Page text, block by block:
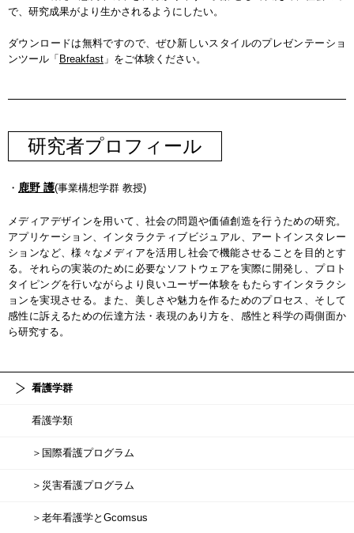
で、研究成果がより生かされるようにしたい。
ダウンロードは無料ですので、ぜひ新しいスタイルのプレゼンテーショ
ンツール「 Breakfast 」をご体験ください。
研究者プロフィール
・ 鹿野 護(事業構想学群 教授)
メディアデザインを用いて、社会の問題や価値創造を行うための研究。
アプリケーション、インタラクティブビジュアル、アートインスタレー
ションなど、様々なメディアを活用し社会で機能させることを目的とす
る。それらの実装のために必要なソフトウェアを実際に開発し、プロト
タイピングを行いながらより良いユーザー体験をもたらすインタラクシ
ョンを実現させる。また、美しさや魅力を作るためのプロセス、そして
感性に訴えるための伝達方法・表現のあり方を、感性と科学の両側面か
ら研究する。
看護学群
看護学類
＞国際看護プログラム
＞災害看護プログラム
＞老年看護学とGcomsus